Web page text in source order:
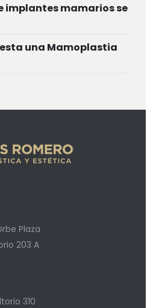
implantes mamarios se
una Mamoplastia
Plaza
203 A
310